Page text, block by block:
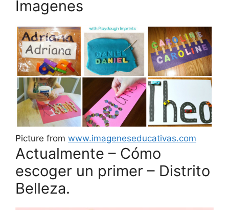
Imagenes
Picture from www.imageneseducativas.com
Actualmente – Cómo
escoger un primer – Distrito
Belleza.